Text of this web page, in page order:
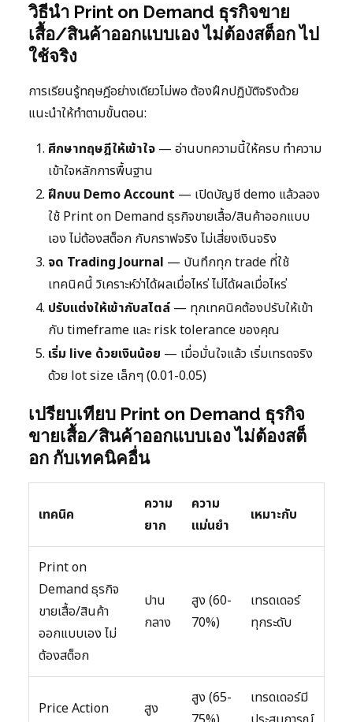
วิธีนำ Print on Demand ธุรกิจขาย
เสื้อ/สินค้าออกแบบเอง ไม่ต้องสต็อก ไป
ใช้จริง
การเรียนรู้ทฤษฎีอย่างเดียวไม่พอ ต้องฝึกปฏิบัติจริงด้วย
แนะนำให้ทำตามขั้นตอน:
ศึกษาทฤษฎีให้เข้าใจ — อ่านบทความนี้ให้ครบ ทำความ
เข้าใจหลักการพื้นฐาน
ฝึกบน Demo Account — เปิดบัญชี demo แล้วลอง
ใช้ Print on Demand ธุรกิจขายเสื้อ/สินค้าออกแบบ
เอง ไม่ต้องสต็อก กับกราฟจริง ไม่เสี่ยงเงินจริง
จด Trading Journal — บันทึกทุก trade ที่ใช้
เทคนิคนี้ วิเคราะห์ว่าได้ผลเมื่อไหร่ ไม่ได้ผลเมื่อไหร่
ปรับแต่งให้เข้ากับสไตล์ — ทุกเทคนิคต้องปรับให้เข้า
กับ timeframe และ risk tolerance ของคุณ
เริ่ม live ด้วยเงินน้อย — เมื่อมั่นใจแล้ว เริ่มเทรดจริง
ด้วย lot size เล็กๆ (0.01-0.05)
เปรียบเทียบ Print on Demand ธุรกิจ
ขายเสื้อ/สินค้าออกแบบเอง ไม่ต้องสต็
อก กับเทคนิคอื่น
เทคนิค
ความ
ยาก
ความ
แม่นยำ
เหมาะกับ
Print on
Demand ธุรกิจ
ขายเสื้อ/สินค้า
ออกแบบเอง ไม่
ต้องสต็อก
ปาน
กลาง
สูง (60-
70%)
เทรดเดอร์
ทุกระดับ
Price Action สูง
สูง (65-
เทรดเดอร์มี